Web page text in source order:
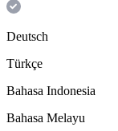
Deutsch
Türkçe
Bahasa Indonesia
Bahasa Melayu